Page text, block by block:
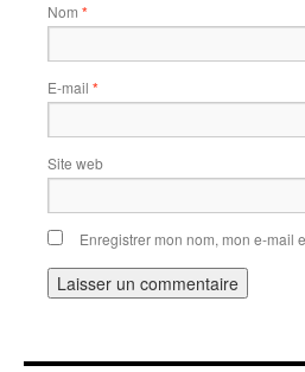
Nom *
E-mail *
Site web
Enregistrer mon nom, mon e-mail